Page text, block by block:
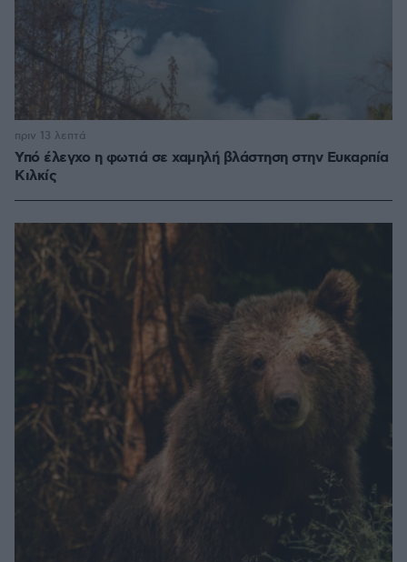
Υπό έλεγχο η φωτιά σε χαμηλή βλάστηση στην Ευκαρπία
Κιλκίς
πριν 13 λεπτά